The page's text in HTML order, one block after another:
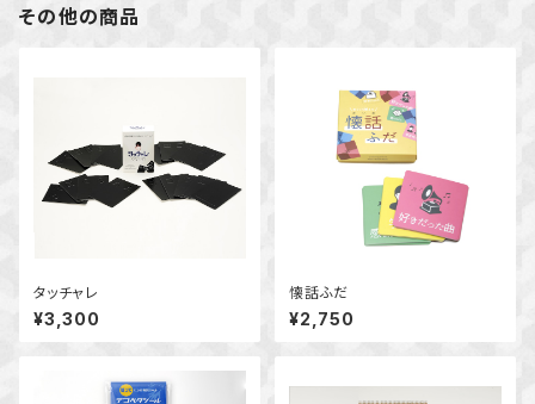
その他の商品
タッチャレ
¥3,300
懐話ふだ
¥2,750